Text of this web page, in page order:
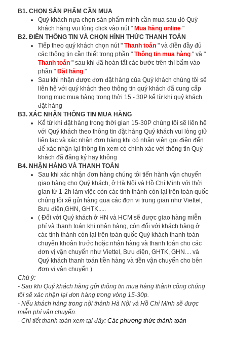
B1. CHỌN SẢN PHẨM CẦN MUA
Quý khách nựa chọn sản phẩm mình cần mua sau đó Quý
khách hàng vui lòng click vào nút " Mua hàng online "
B2. ĐIỀN THÔNG TIN VÀ CHỌN HÌNH THỨC THANH TOÁN
Tiếp theo quý khách chọn nút " Thanh toán " và điền đầy đủ
các thông tin cần thiết trong phần " Thông tin mua hàng " và "
Thanh toán " sau khi đã hoàn tất các bước trên thì bấm vào
phần " Đặt hàng "
Sau khi nhận được đơn đặt hàng của Quý khách chúng tôi sẽ
liên hệ với quý khách theo thông tin quý khách đã cung cấp
trong mục mua hàng trong thời 15 - 30P kể từ khi quý khách
đặt hàng
B3. XÁC NHẬN THÔNG TIN MUA HÀNG
Kể từ khi đặt hàng trong thời gian 15-30P chúng tôi sẽ liên hệ
với Quý khách theo thông tin đặt hàng Quý khách vui lòng giữ
liên lạc và xác nhận đơn hàng khi có nhân viên gọi điện đến
để xác nhận lại thông tin xem có chính xác với thông tin Quý
khách đã đăng ký hay không
B4. NHẬN HÀNG VÀ THANH TOÁN
Sau khi xác nhận đơn hàng chúng tôi tiến hành vận chuyển
giao hàng cho Quý khách, ở Hà Nội và Hồ Chí Minh với thời
gian từ 1-2h làm việc còn các tỉnh thành còn lại trên toàn quốc
chúng tôi xẽ gửi hàng qua các đơn vị trung gian như Viettel,
Bưu điện,GHN, GHTK.....
( Đối với Quý khách ở HN và HCM sẽ được giao hàng miễn
phí và thanh toán khi nhận hàng, còn đối với khách hàng ở
các tỉnh thành còn lại trên toàn quốc Quý khách thanh toán
chuyển khoản trước hoặc nhận hàng và thanh toán cho các
đơn vị vận chuyển như Viettel, Bưu điện, GHTK, GHN.... và
Quý khách thanh toán tiền hàng và tiền vận chuyển cho bên
đơn vị vận chuyển )
Chú ý:
- Sau khi Quý khách hàng gửi thông tin mua hàng thành công chúng
tôi sẽ xác nhận lại đơn hàng trong vòng 15-30p.
- Nếu khách hàng trong nội thành Hà Nội và Hồ Chí Minh sẽ được
miễn phí vận chuyển.
- Chi tiết thanh toán xem tại đây: Các phương thức thành toán